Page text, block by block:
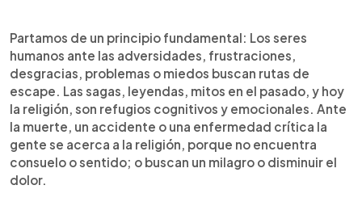
Partamos de un principio fundamental: Los seres
humanos ante las adversidades, frustraciones,
desgracias, problemas o miedos buscan rutas de
escape. Las sagas, leyendas, mitos en el pasado, y hoy
la religión, son refugios cognitivos y emocionales. Ante
la muerte, un accidente o una enfermedad crítica la
gente se acerca a la religión, porque no encuentra
consuelo o sentido; o buscan un milagro o disminuir el
dolor.